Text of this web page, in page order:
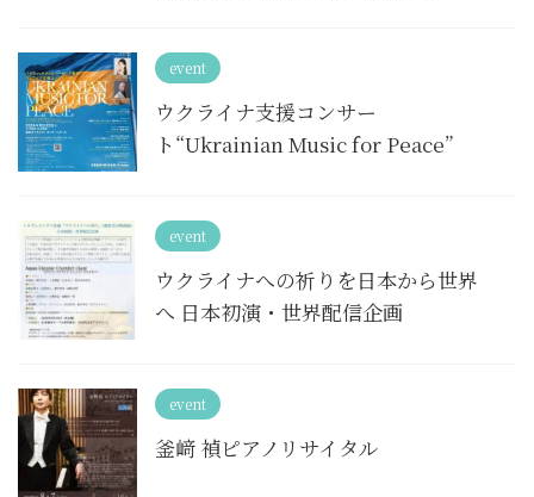
event
ウクライナ支援コンサー
ト“Ukrainian Music for Peace”
event
ウクライナへの祈りを日本から世界
へ 日本初演・世界配信企画
event
釜﨑 禎ピアノリサイタル